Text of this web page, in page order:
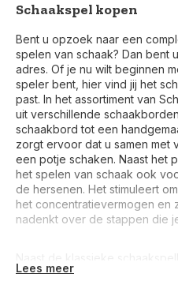
Schaakspel kopen
Bent u opzoek naar een
spelen van schaak? Dan bent
adres. Of je nu wilt beginnen
speler bent, hier vind jij het
past. In het assortiment van
uit verschillende
schaakbord tot een
zorgt ervoor dat u samen met
een potje schaken. Naast het
het spelen van schaak ook
de hersenen. Het stimuleert
het concentratievermogen en
nadenkt over de stappen die
een handgemaakt houten
Lees meer